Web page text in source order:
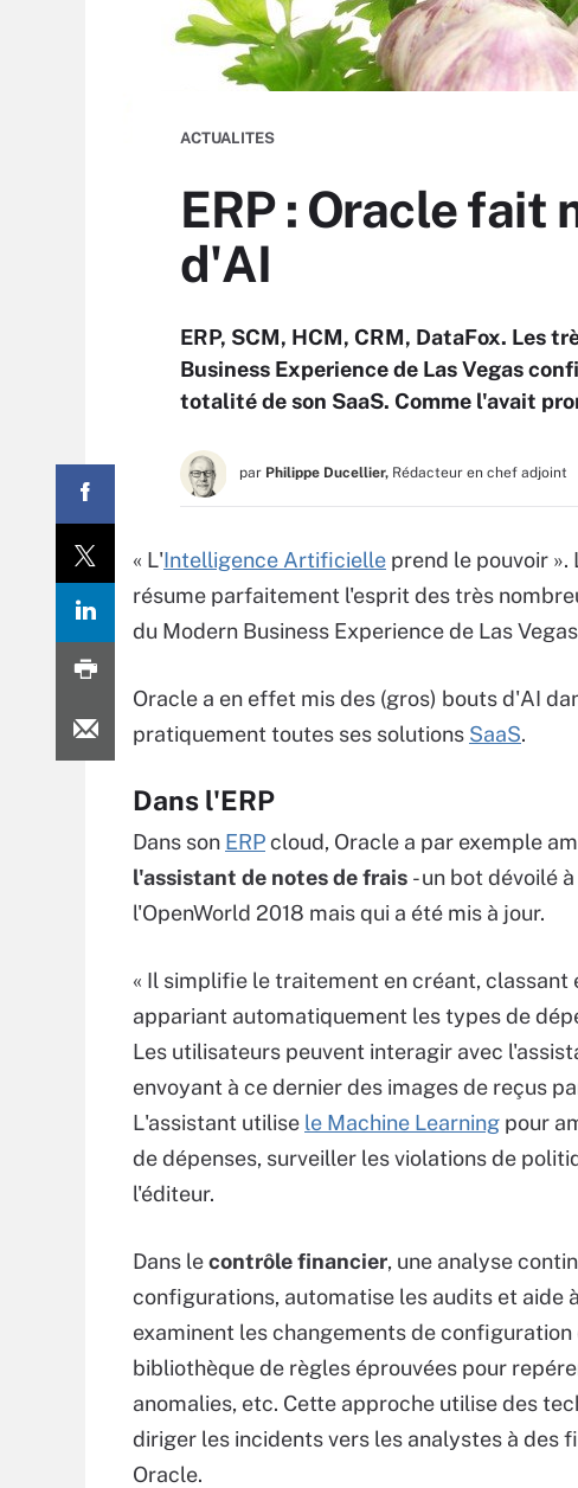
ACTUALITES
ERP : Oracle fait
d'AI
ERP, SCM, HCM, CRM, DataFox. Les
Business Experience de Las Vegas
totalité de son SaaS. Comme l'avait
par Philippe Ducellier, Rédacteur en chef adjoint
« L'Intelligence Artificielle prend le pouvoir
résume parfaitement l'esprit des très
du Modern Business Experience de Las
Oracle a en effet mis des (gros) bouts d'AI
pratiquement toutes ses solutions SaaS.
Dans l'ERP
Dans son ERPcloud, Oracle a par exemple
l'assistant de notes de frais - un bot dévoilé à
l'OpenWorld 2018 mais qui a été mis à jour.
« Il simplifie le traitement en créant, classant
appariant automatiquement les types de
Les utilisateurs peuvent interagir avec
envoyant à ce dernier des images de reçus
L'assistant utilise le Machine Learning pour
de dépenses, surveiller les violations de
l'éditeur.
Dans lecontrôle financier, une analyse
configurations, automatise les audits et aide
examinent les changements de
bibliothèque de règles éprouvées pour
anomalies, etc. Cette approche utilise des
diriger les incidents vers les analystes à des
Oracle.